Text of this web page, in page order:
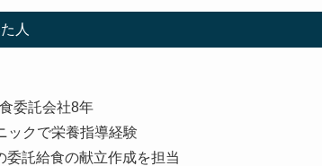
人
委託会社8年
ックで栄養指導経験
委託給食の献立作成を担当